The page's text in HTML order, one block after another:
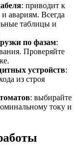
: приводит к
авариям. Всегда
таблицы и
по фазам:
Проверяйте
устройств:
из строя
: выбирайте
току и